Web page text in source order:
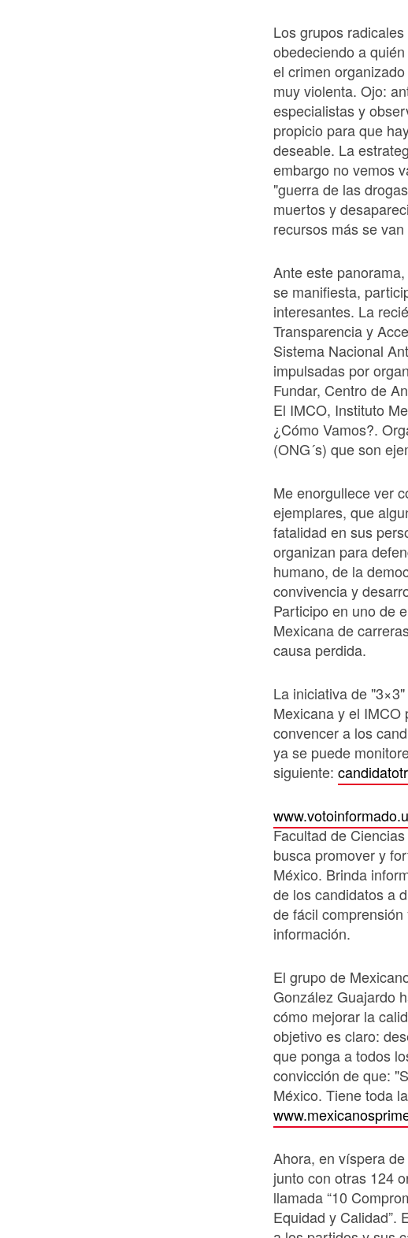
Los grupos
obedeciendo a
el crimen
muy violenta. Ojo:
especialistas y
propicio para que
deseable. La
embargo no vemos
"guerra de las
muertos y
recursos más se
Ante este
se manifiesta,
interesantes. La
Transparencia y
Sistema Nacional
impulsadas por
Fundar, Centro de
El IMCO, Instituto
¿Cómo Vamos?.
(ONG´s) que son
Me enorgullece ver
ejemplares, que
fatalidad en sus
organizan para
humano, de la
convivencia y
Participo en uno de
Mexicana de
causa perdida.
La iniciativa de
Mexicana y el IMCO
convencer a los
ya se puede
siguiente:
Facultad de
busca promover y
México. Brinda
de los candidatos a
de fácil
información.
El grupo de
González Guajardo
cómo mejorar la
objetivo es claro:
que ponga a todos
convicción de que:
México. Tiene toda
Ahora, en víspera
junto con otras 124
llamada “10
Equidad y Calidad”.